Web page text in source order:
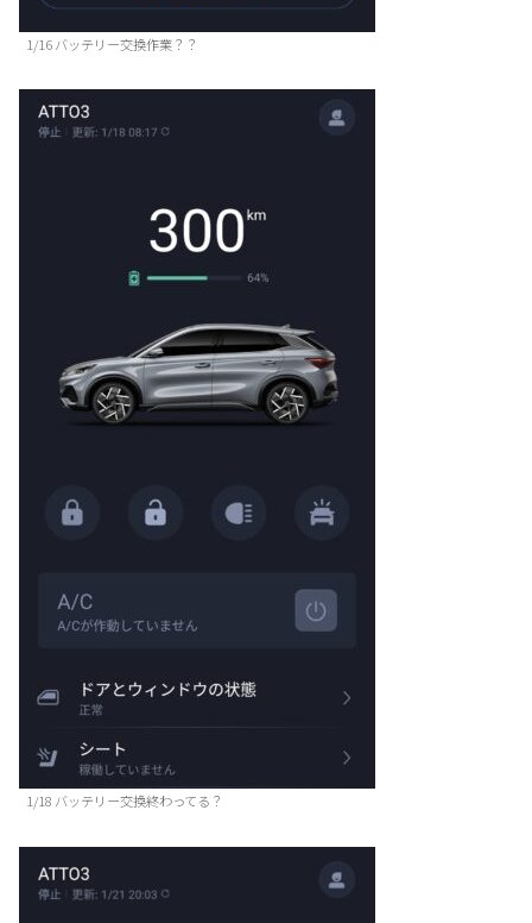
1/16 バッテリー交換作業？？
1/18 バッテリー交換終わってる？